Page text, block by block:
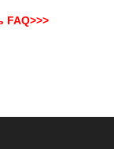
FAQ>>>